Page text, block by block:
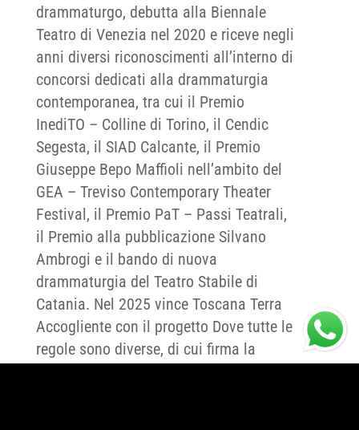
drammaturgo, debutta alla Biennale
Teatro di Venezia nel 2020 e riceve negli
anni diversi riconoscimenti all’interno di
concorsi dedicati alla drammaturgia
contemporanea, tra cui il Premio
InediTO – Colline di Torino, il Cendic
Segesta, il SIAD Calcante, il Premio
Giuseppe Bepo Maffioli nell’ambito del
GEA – Treviso Contemporary Theater
Festival, il Premio PaT – Passi Teatrali,
il Premio alla pubblicazione Silvano
Ambrogi e il bando di nuova
drammaturgia del Teatro Stabile di
Catania. Nel 2025 vince Toscana Terra
Accogliente con il progetto Dove tutte le
regole sono diverse, di cui firma la